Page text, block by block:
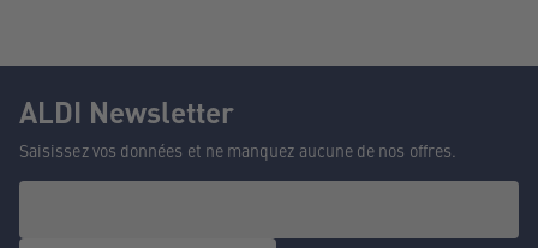
ALDI Newsletter
Saisissez vos données et ne manquez aucune de nos offres.